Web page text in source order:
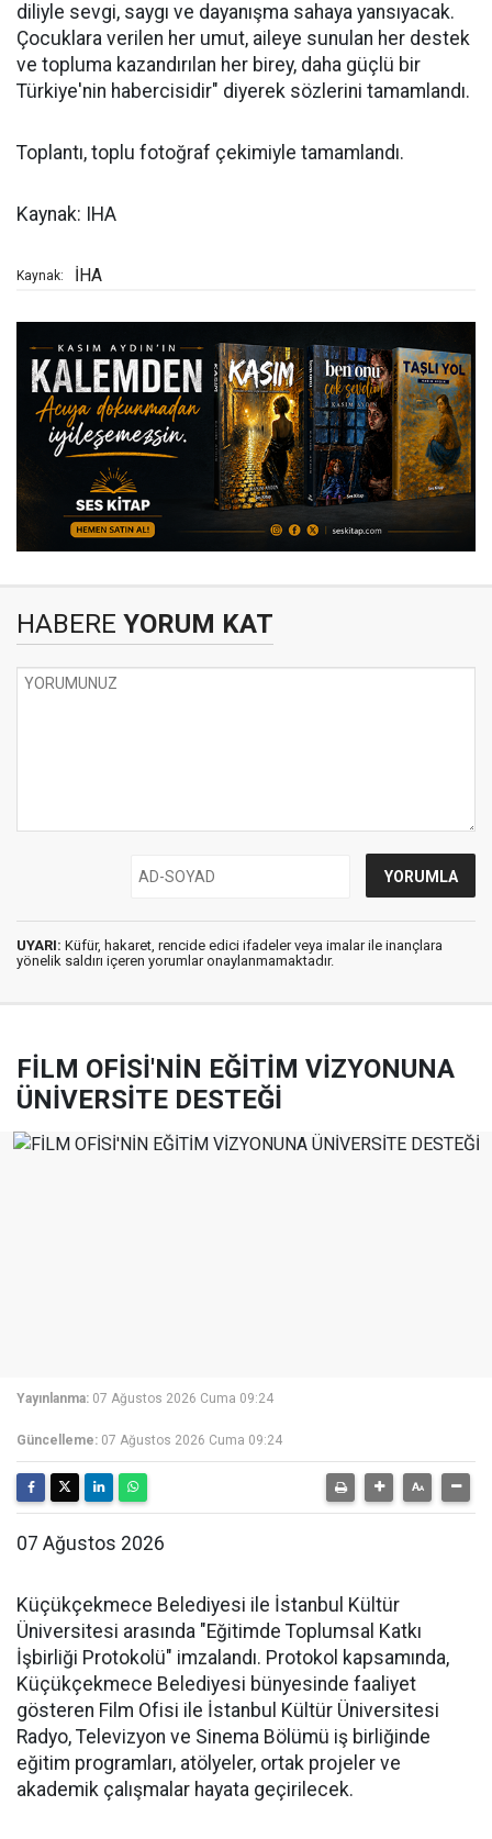
diliyle sevgi, saygı ve dayanışma sahaya yansıyacak.
Çocuklara verilen her umut, aileye sunulan her destek
ve topluma kazandırılan her birey, daha güçlü bir
Türkiye'nin habercisidir" diyerek sözlerini tamamlandı.
Toplantı, toplu fotoğraf çekimiyle tamamlandı.
Kaynak: IHA
Kaynak: İHA
HABERE YORUM KAT
UYARI: Küfür, hakaret, rencide edici ifadeler veya imalar ile inançlara
yönelik saldırı içeren yorumlar onaylanmamaktadır.
FİLM OFİSİ'NİN EĞİTİM VİZYONUNA
ÜNİVERSİTE DESTEĞİ
Yayınlanma: 07 Ağustos 2026 Cuma 09:24
Güncelleme: 07 Ağustos 2026 Cuma 09:24
07 Ağustos 2026
Küçükçekmece Belediyesi ile İstanbul Kültür
Üniversitesi arasında "Eğitimde Toplumsal Katkı
İşbirliği Protokolü" imzalandı. Protokol kapsamında,
Küçükçekmece Belediyesi bünyesinde faaliyet
gösteren Film Ofisi ile İstanbul Kültür Üniversitesi
Radyo, Televizyon ve Sinema Bölümü iş birliğinde
eğitim programları, atölyeler, ortak projeler ve
akademik çalışmalar hayata geçirilecek.